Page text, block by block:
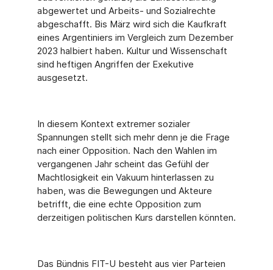
abgewertet und Arbeits- und Sozialrechte
abgeschafft. Bis März wird sich die Kaufkraft
eines Argentiniers im Vergleich zum Dezember
2023 halbiert haben. Kultur und Wissenschaft
sind heftigen Angriffen der Exekutive
ausgesetzt.
In diesem Kontext extremer sozialer
Spannungen stellt sich mehr denn je die Frage
nach einer Opposition. Nach den Wahlen im
vergangenen Jahr scheint das Gefühl der
Machtlosigkeit ein Vakuum hinterlassen zu
haben, was die Bewegungen und Akteure
betrifft, die eine echte Opposition zum
derzeitigen politischen Kurs darstellen könnten.
Das Bündnis FIT-U besteht aus vier Parteien